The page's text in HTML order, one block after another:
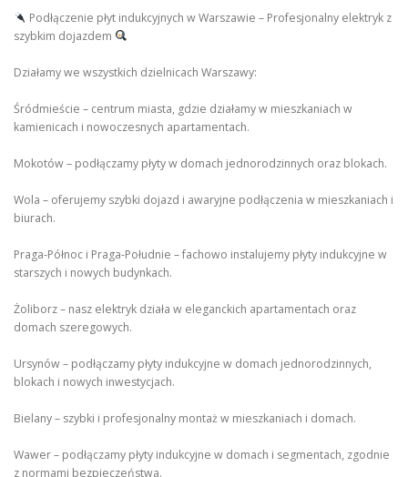
Podłączenie płyt indukcyjnych w Warszawie – Profesjonalny elektryk z
szybkim dojazdem
Działamy we wszystkich dzielnicach Warszawy:
Śródmieście – centrum miasta, gdzie działamy w mieszkaniach w
kamienicach i nowoczesnych apartamentach.
Mokotów – podłączamy płyty w domach jednorodzinnych oraz blokach.
Wola – oferujemy szybki dojazd i awaryjne podłączenia w mieszkaniach i
biurach.
Praga-Północ i Praga-Południe – fachowo instalujemy płyty indukcyjne w
starszych i nowych budynkach.
Żoliborz – nasz elektryk działa w eleganckich apartamentach oraz
domach szeregowych.
Ursynów – podłączamy płyty indukcyjne w domach jednorodzinnych,
blokach i nowych inwestycjach.
Bielany – szybki i profesjonalny montaż w mieszkaniach i domach.
Wawer – podłączamy płyty indukcyjne w domach i segmentach, zgodnie
z normami bezpieczeństwa.